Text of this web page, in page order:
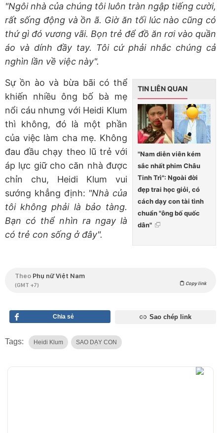
"Ngôi nhà của chúng tôi luôn tràn ngập tiếng cười,
rất sống động và ồn ã. Giờ ăn tối lúc nào cũng có
thứ gì đó vương vãi. Bọn trẻ để đồ ăn rơi vào quần
áo và dính đầy tay. Tôi cứ phải nhắc chúng cả
nghìn lần về việc này".
TIN LIÊN QUAN
"Nam diễn viên kém
sắc nhất phim Châu
Tinh Trì": Ngoài đời
đẹp trai học giỏi, có
cách dạy con tài tình
chuẩn "ông bố quốc
dân"
Sự ồn ào và bừa bãi có thể
khiến nhiều ông bố bà mẹ
nổi cáu nhưng với Heidi Klum
thì không, đó là một phần
của việc làm cha mẹ. Không
đau đầu chạy theo lũ trẻ với
áp lực giữ cho căn nhà được
chỉn chu, Heidi Klum vui
sướng khẳng định: "Nhà của
tôi không phải là bảo tàng.
Bạn có thể nhìn ra ngay là
có trẻ con sống ở đây".
Theo Phụ nữ Việt Nam
(GMT +7) Copy link
Chia sẻ Sao chép link
Tags: Heidi Klum SAO DẠY CON